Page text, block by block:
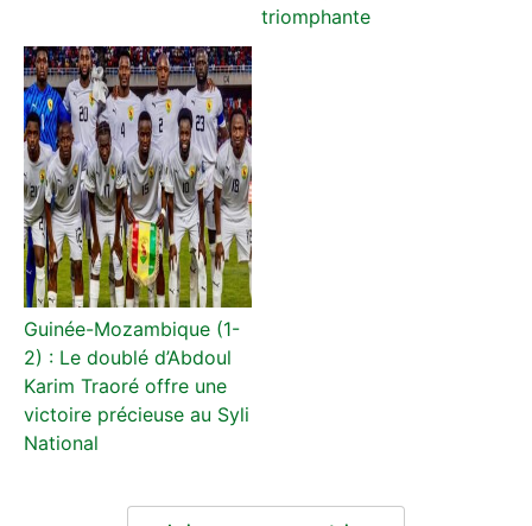
triomphante
Guinée-Mozambique (1-
2) : Le doublé d’Abdoul
Karim Traoré offre une
victoire précieuse au Syli
National